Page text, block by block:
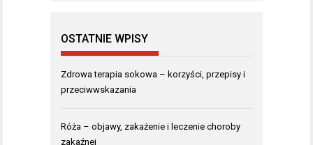
OSTATNIE WPISY
Zdrowa terapia sokowa – korzyści, przepisy i
przeciwwskazania
Róża – objawy, zakażenie i leczenie choroby
zakaźnej